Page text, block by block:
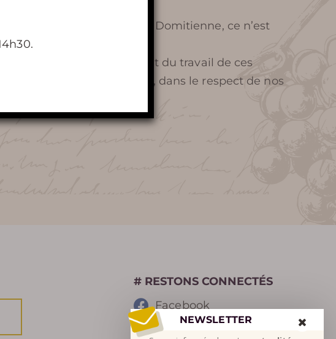
REVUE DE PRESSE
DISTINCTIONS
traversée par la Voie Domitienne, ce n’est
aux meilleurs prix, le fruit du travail de ces
bien fait, continuent, dans le respect de nos
# RESTONS CONNECTÉS
Facebook
Instagram
NEWSLETTER